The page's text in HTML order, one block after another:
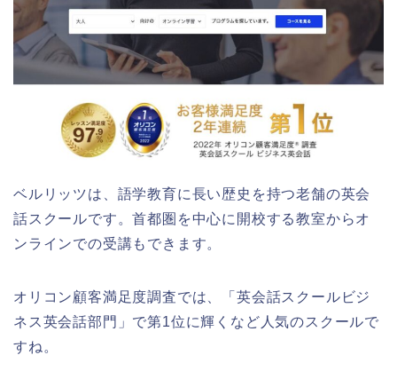
ベルリッツは、語学教育に長い歴史を持つ老舗の英会
話スクールです。首都圏を中心に開校する教室からオ
ンラインでの受講もできます。
オリコン顧客満足度調査では、「英会話スクールビジ
ネス英会話部門」で第1位に輝くなど人気のスクールで
すね。